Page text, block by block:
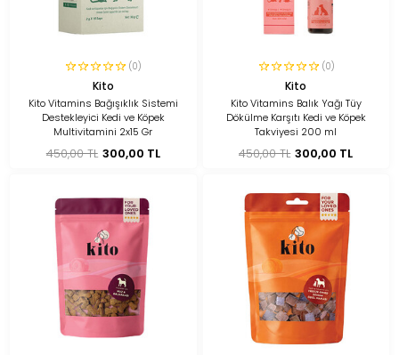
(0)
Kito
Kito Vitamins Bağışıklık Sistemi
Destekleyici Kedi ve Köpek
Multivitamini 2x15 Gr
450,00 TL 300,00 TL
(0)
Kito
Kito Vitamins Balık Yağı Tüy
Dökülme Karşıtı Kedi ve Köpek
Takviyesi 200 ml
450,00 TL 300,00 TL